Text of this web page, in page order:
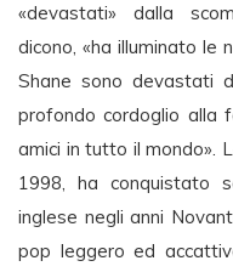
«devastati» dalla
dicono, «ha illuminato le
Shane sono devastati
profondo cordoglio alla
amici in tutto il mondo».
1998, ha conquistato
inglese negli anni
pop leggero ed